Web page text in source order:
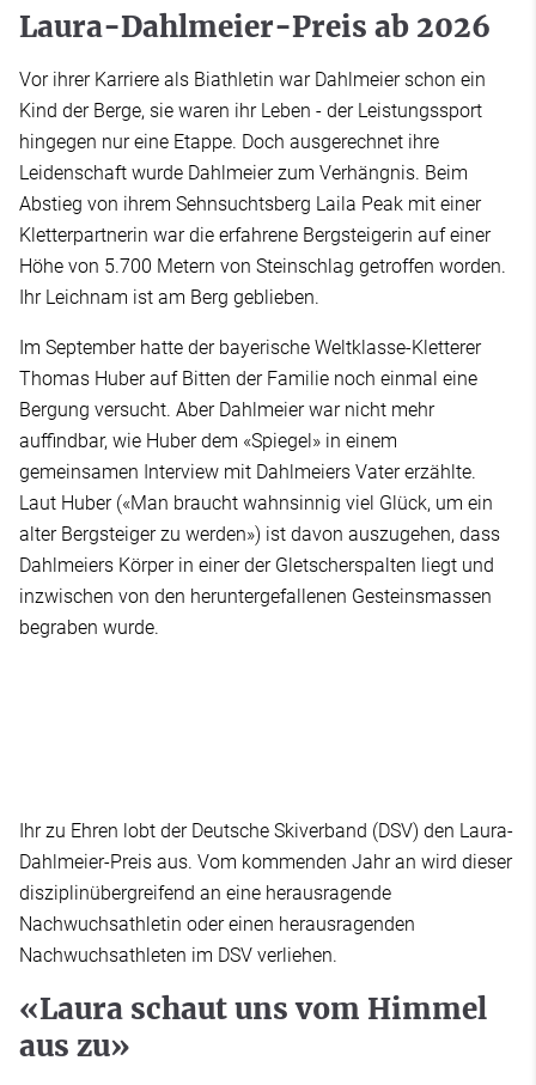
Laura-Dahlmeier-Preis ab 2026
Vor ihrer Karriere als Biathletin war Dahlmeier schon ein
Kind der Berge, sie waren ihr Leben - der Leistungssport
hingegen nur eine Etappe. Doch ausgerechnet ihre
Leidenschaft wurde Dahlmeier zum Verhängnis. Beim
Abstieg von ihrem Sehnsuchtsberg Laila Peak mit einer
Kletterpartnerin war die erfahrene Bergsteigerin auf einer
Höhe von 5.700 Metern von Steinschlag getroffen worden.
Ihr Leichnam ist am Berg geblieben.
Im September hatte der bayerische Weltklasse-Kletterer
Thomas Huber auf Bitten der Familie noch einmal eine
Bergung versucht. Aber Dahlmeier war nicht mehr
auffindbar, wie Huber dem «Spiegel» in einem
gemeinsamen Interview mit Dahlmeiers Vater erzählte.
Laut Huber («Man braucht wahnsinnig viel Glück, um ein
alter Bergsteiger zu werden») ist davon auszugehen, dass
Dahlmeiers Körper in einer der Gletscherspalten liegt und
inzwischen von den heruntergefallenen Gesteinsmassen
begraben wurde.
Ihr zu Ehren lobt der Deutsche Skiverband (DSV) den Laura-
Dahlmeier-Preis aus. Vom kommenden Jahr an wird dieser
disziplinübergreifend an eine herausragende
Nachwuchsathletin oder einen herausragenden
Nachwuchsathleten im DSV verliehen.
«Laura schaut uns vom Himmel
aus zu»